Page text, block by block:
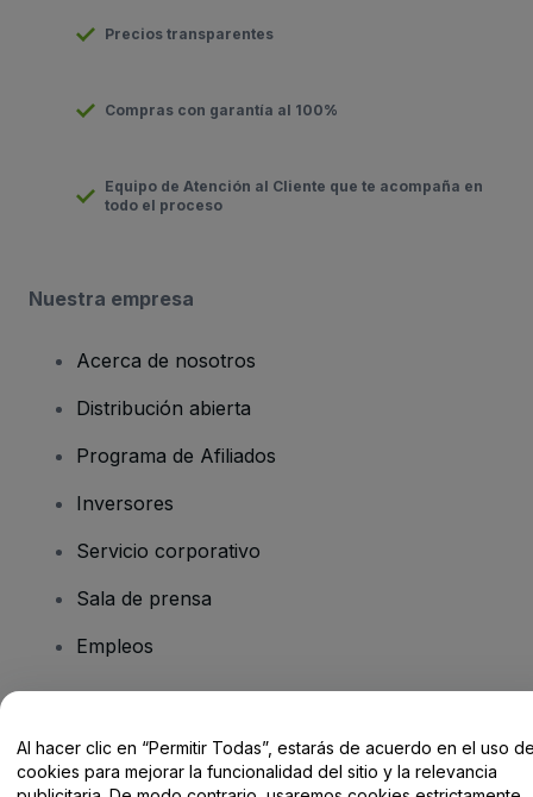
Precios transparentes
Compras con garantía al 100%
Equipo de Atención al Cliente que te acompaña en
todo el proceso
Nuestra empresa
Acerca de nosotros
Distribución abierta
Programa de Afiliados
Inversores
Servicio corporativo
Sala de prensa
Empleos
Centro de Ayuda / Contacto
Al hacer clic en “Permitir Todas”, estarás de acuerdo en el uso
cookies para mejorar la funcionalidad del sitio y la relevancia